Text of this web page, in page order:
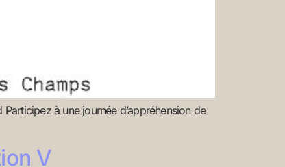
Participez à une journée d’appréhension de
V